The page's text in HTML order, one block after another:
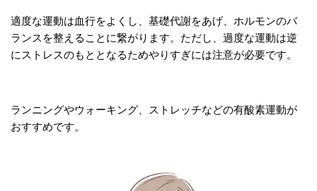
適度な運動は血行をよくし、基礎代謝をあげ、ホルモンのバ
ランスを整えることに繋がります。ただし、過度な運動は逆
にストレスのもととなるためやりすぎには注意が必要です。
ランニングやウォーキング、ストレッチなどの有酸素運動が
おすすめです。